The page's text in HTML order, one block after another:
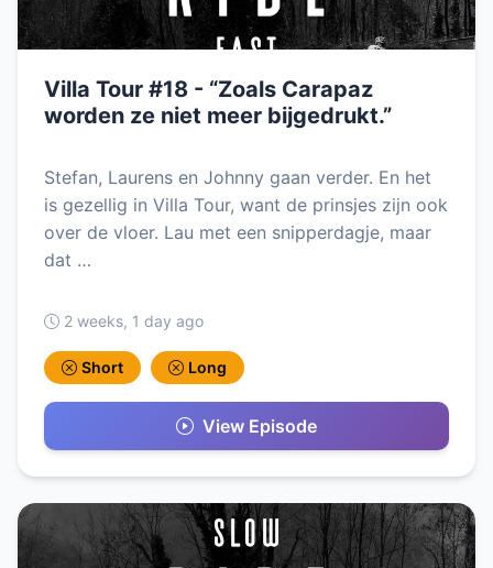
Villa Tour #18 - “Zoals Carapaz
worden ze niet meer bijgedrukt.”
Stefan, Laurens en Johnny gaan verder. En het
is gezellig in Villa Tour, want de prinsjes zijn ook
over de vloer. Lau met een snipperdagje, maar
dat …
2 weeks, 1 day ago
Short Long
View Episode